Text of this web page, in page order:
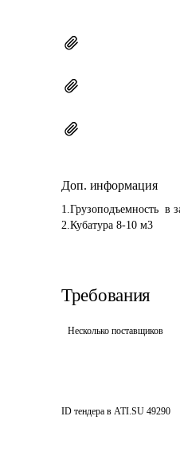
Доп. информация
1.Грузоподъемность  в
Требования
Несколько поставщиков
ID тендера в ATI.SU 49290